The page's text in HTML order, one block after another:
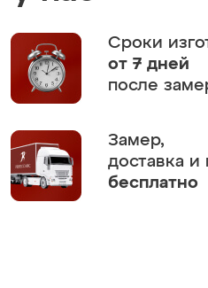
Сроки
от 7 дней
после
Замер,
доставка и
бесплатно